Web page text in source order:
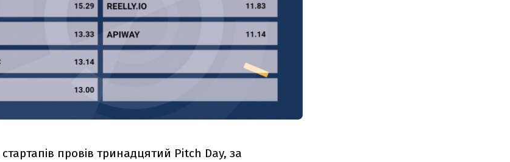
провів тринадцятий Pitch Day, за